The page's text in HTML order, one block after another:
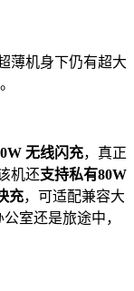
薄机身下仍有超大
无线闪充，真正
机还支持私有80W
充，可适配兼容大
室还是旅途中，